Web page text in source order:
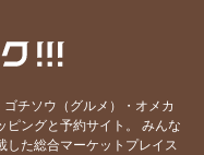
チソウ（グルメ）・オメカ
ングと予約サイト。
みんな
した総合マーケットプレイス